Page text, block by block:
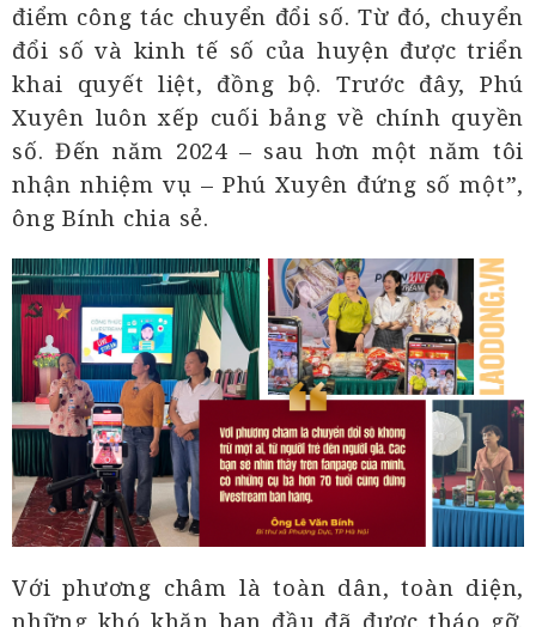
điểm công tác chuyển đổi số. Từ đó, chuyển
đổi số và kinh tế số của huyện được triển
khai quyết liệt, đồng bộ. Trước đây, Phú
Xuyên luôn xếp cuối bảng về chính quyền
số. Đến năm 2024 – sau hơn một năm tôi
nhận nhiệm vụ – Phú Xuyên đứng số một”,
ông Bính chia sẻ.
Với phương châm là toàn dân, toàn diện,
những khó khăn ban đầu đã được tháo gỡ.